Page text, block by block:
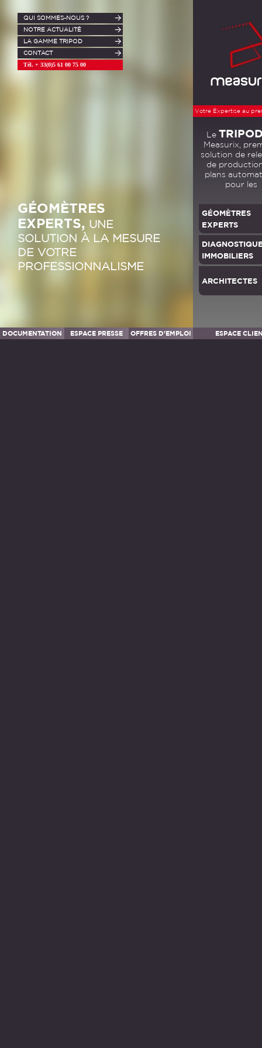
QUI SOMMES-NOUS ?
NOTRE ACTUALITÉ
LA GAMME TRIPOD
CONTACT
Tél. + 33(0)5 61 00 75 00
GÉOMÈTRES
EXPERTS, UNE
SOLUTION À LA MESURE
DE VOTRE
PROFESSIONNALISME
Votre Expertise au
Le
Measurix,
solution de
de
plans
pour les
GÉOMÈTRES
EXPERTS
IMMOBILIERS
ARCHITECTES
DOCUMENTATION ESPACE PRESSE OFFRES D'EMPLOI ESPACE